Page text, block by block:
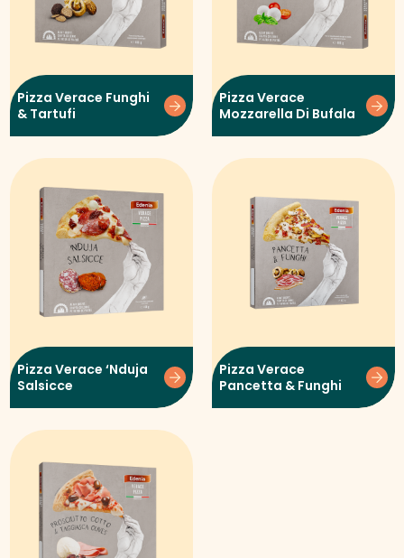
Pizza Verace Funghi
& Tartufi
Pizza Verace
Mozzarella Di Bufala
Pizza Verace ‘Nduja
Salsicce
Pizza Verace
Pancetta & Funghi